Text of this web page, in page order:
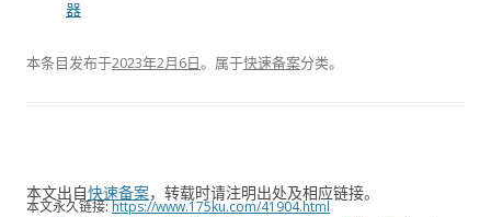
器
本条目发布于2023年2月6日。属于快速备案分类。
本文出自快速备案，转载时请注明出处及相应链接。
本文永久链接:https://www.175ku.com/41904.html